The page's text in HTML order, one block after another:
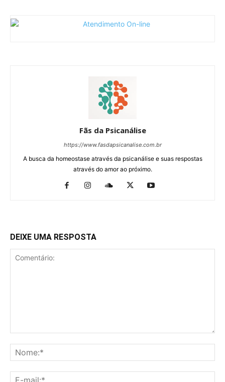
Fãs da Psicanálise
https://www.fasdapsicanalise.com.br
A busca da homeostase através da psicanálise e suas respostas
através do amor ao próximo.
DEIXE UMA RESPOSTA